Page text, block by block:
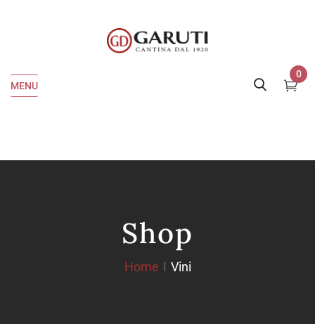
MENU
0
Shop
Home Vini